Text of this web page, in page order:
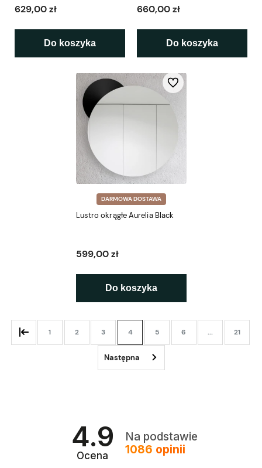
629,00 zł
Do koszyka
660,00 zł
Do koszyka
DARMOWA DOSTAWA
Lustro okrągłe Aurelia Black
599,00 zł
Do koszyka
Do ulubionych
1 2 3 4 5 6 ... 21
4.9
Ocena
Na podstawie
1086 opinii